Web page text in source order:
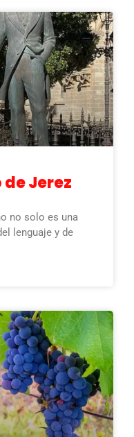
de Jerez
no solo es una
lenguaje y de